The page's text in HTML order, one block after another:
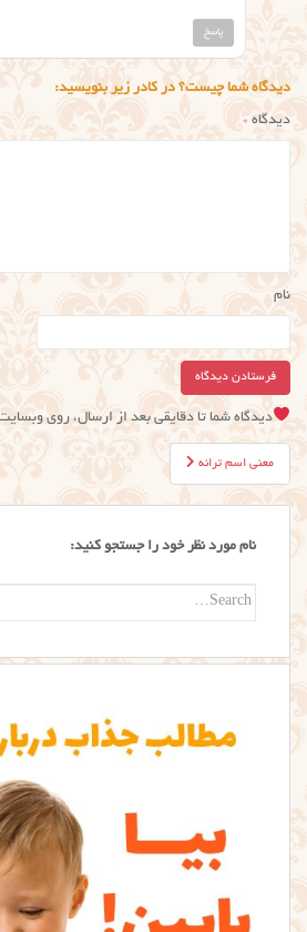
پاسخ
دیدگاه شما چیست؟ در کادر زیر بنویسید:
دیدگاه *
نام
دیدگاه شما تا دقایقی بعد از ارسال، روی
راهبری
نوشته
معنی اسم ترانه
نام مورد نظر خود را جستجو کنید:
Search